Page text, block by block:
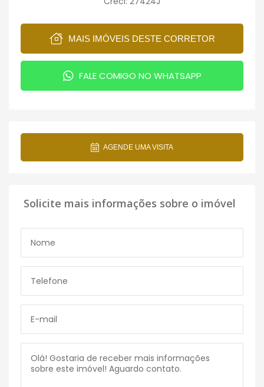
MAIS IMÓVEIS DESTE CORRETOR
FALE COMIGO NO WHATSAPP
AGENDE UMA VISITA
Solicite mais informações sobre o imóvel